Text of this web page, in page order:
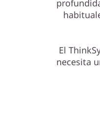
El
necesita